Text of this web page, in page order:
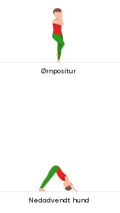
Ørnpositur
Nedadvendt hund